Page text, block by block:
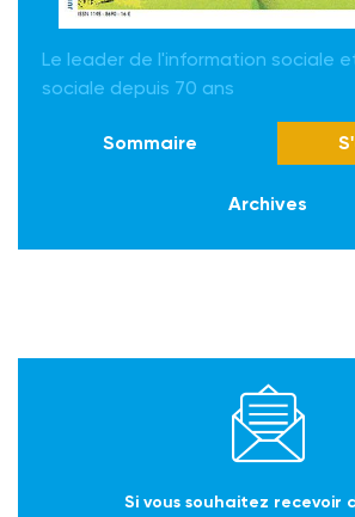
Le leader de l'information sociale
sociale depuis 70 ans
Sommaire
Archives
Si vous souhaitez recevoir